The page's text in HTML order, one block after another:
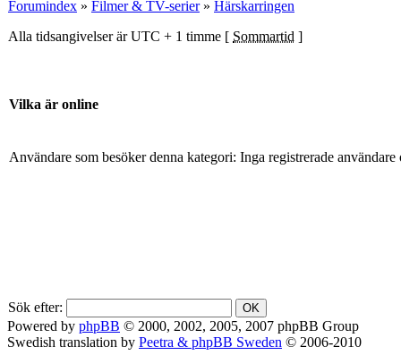
Forumindex » Filmer & TV-serier» Härskarringen
Alla tidsangivelser är UTC + 1 timme [ Sommartid ]
Vilka är online
Användare som besöker denna kategori: Inga registrerade användare
Sök efter:
Powered by phpBB © 2000, 2002, 2005, 2007 phpBB Group
Swedish translation by Peetra & phpBB Sweden © 2006-2010